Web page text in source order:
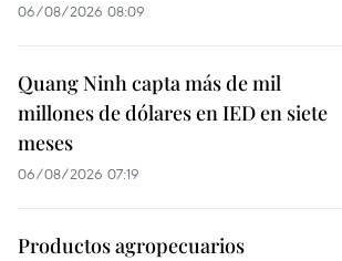
06/08/2026 08:09
Quang Ninh capta más de mil
millones de dólares en IED en siete
meses
06/08/2026 07:19
Productos agropecuarios